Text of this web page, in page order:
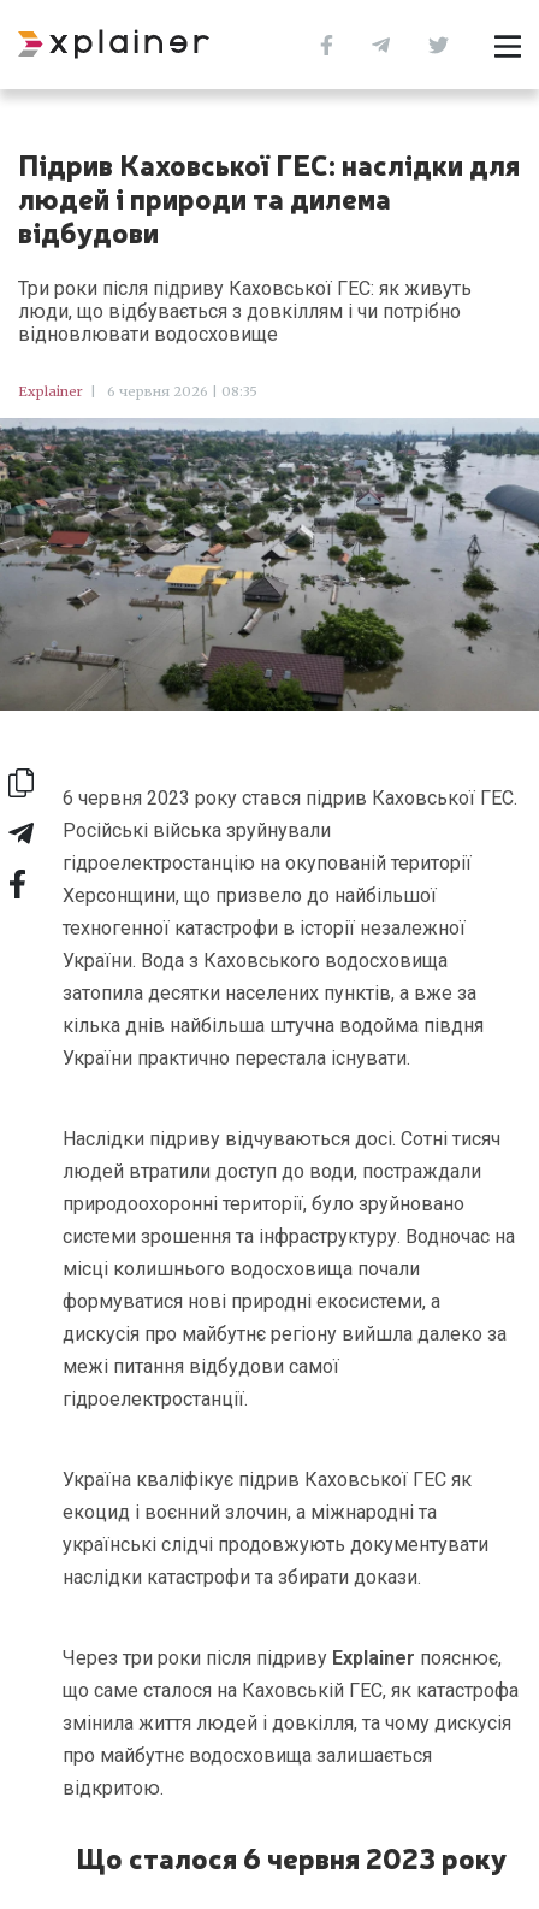
Підрив Каховської ГЕС: наслідки для
людей і природи та дилема
відбудови
Три роки після підриву Каховської ГЕС: як живуть
люди, що відбувається з довкіллям і чи потрібно
відновлювати водосховище
Explainer 6 червня 2026 | 08:35
6 червня 2023 року стався підрив Каховської ГЕС.
Російські війська зруйнували
гідроелектростанцію на окупованій території
Херсонщини, що призвело до найбільшої
техногенної катастрофи в історії незалежної
України. Вода з Каховського водосховища
затопила десятки населених пунктів, а вже за
кілька днів найбільша штучна водойма півдня
України практично перестала існувати.
Наслідки підриву відчуваються досі. Сотні тисяч
людей втратили доступ до води, постраждали
природоохоронні території, було зруйновано
системи зрошення та інфраструктуру. Водночас на
місці колишнього водосховища почали
формуватися нові природні екосистеми, а
дискусія про майбутнє регіону вийшла далеко за
межі питання відбудови самої
гідроелектростанції.
Україна кваліфікує підрив Каховської ГЕС як
екоцид і воєнний злочин, а міжнародні та
українські слідчі продовжують документувати
наслідки катастрофи та збирати докази.
Через три роки після підриву Explainer пояснює,
що саме сталося на Каховській ГЕС, як катастрофа
змінила життя людей і довкілля, та чому дискусія
про майбутнє водосховища залишається
відкритою.
Що сталося 6 червня 2023 року